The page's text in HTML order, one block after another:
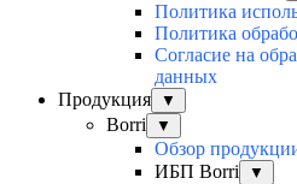
Политика
Политика
Согласие на
данных
Продукция
▼
Borri ▼
Обзор
ИБП Borri
▼